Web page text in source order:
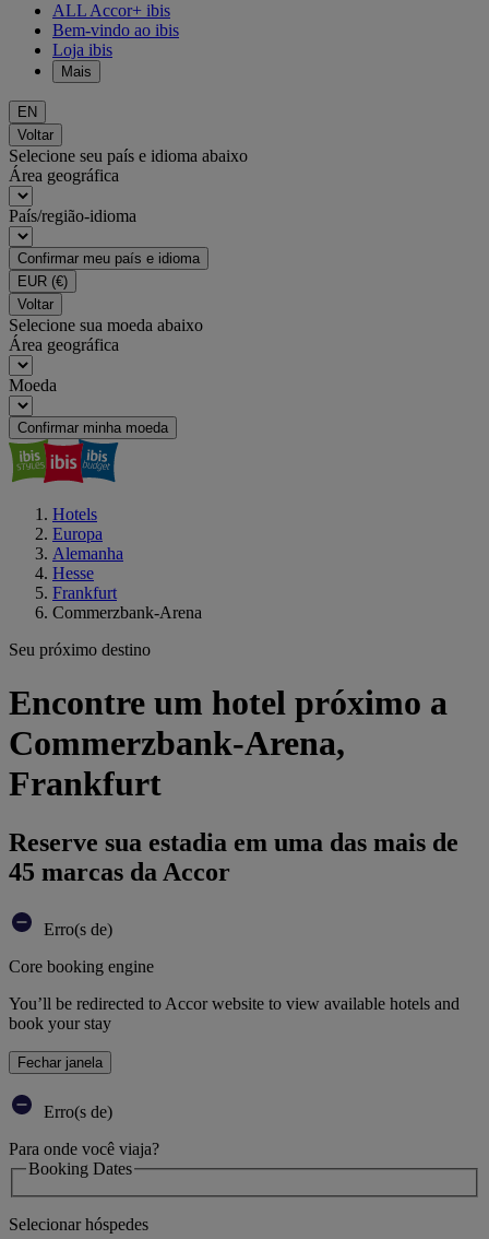
ALL Accor+ ibis
Bem-vindo ao ibis
Loja ibis
Mais
EN
Voltar
Selecione seu país e idioma abaixo
Área geográfica
País/região-idioma
Confirmar meu país e idioma
EUR (€)
Voltar
Selecione sua moeda abaixo
Área geográfica
Moeda
Confirmar minha moeda
Hotels
Europa
Alemanha
Hesse
Frankfurt
Commerzbank-Arena
Seu próximo destino
Encontre um hotel próximo a
Commerzbank-Arena,
Frankfurt
Reserve sua estadia em uma das mais de
45 marcas da Accor
Erro(s de)
Core booking engine
You’ll be redirected to Accor website to view available hotels and
book your stay
Fechar janela
Erro(s de)
Para onde você viaja?
Booking Dates
Selecionar hóspedes